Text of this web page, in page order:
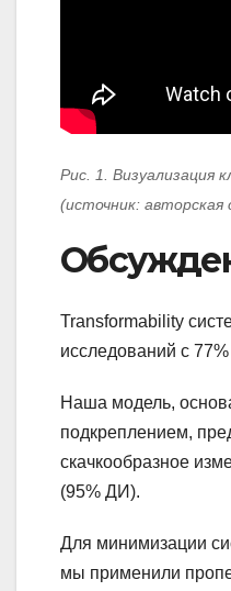
Рис. 1. Визуализация
(источник: авторская
Transformability
исследований с
Наша модель,
подкреплением,
скачкообразное
(95% ДИ).
Для минимизации
мы применили